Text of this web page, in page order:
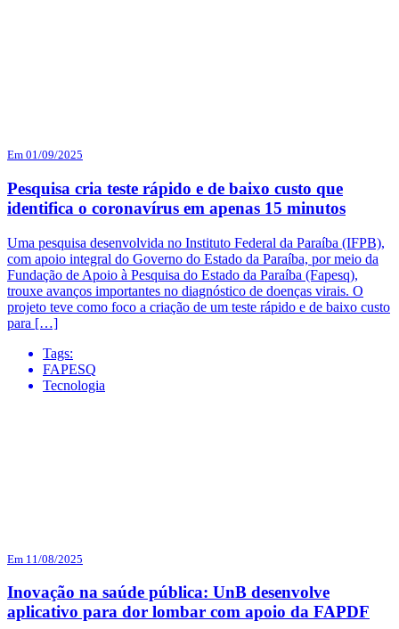
Em 01/09/2025
Pesquisa cria teste rápido e de baixo custo que
identifica o coronavírus em apenas 15 minutos
Uma pesquisa desenvolvida no Instituto Federal da Paraíba (IFPB),
com apoio integral do Governo do Estado da Paraíba, por meio da
Fundação de Apoio à Pesquisa do Estado da Paraíba (Fapesq),
trouxe avanços importantes no diagnóstico de doenças virais. O
projeto teve como foco a criação de um teste rápido e de baixo custo
para […]
Tags:
FAPESQ
Tecnologia
Em 11/08/2025
Inovação na saúde pública: UnB desenvolve
aplicativo para dor lombar com apoio da FAPDF